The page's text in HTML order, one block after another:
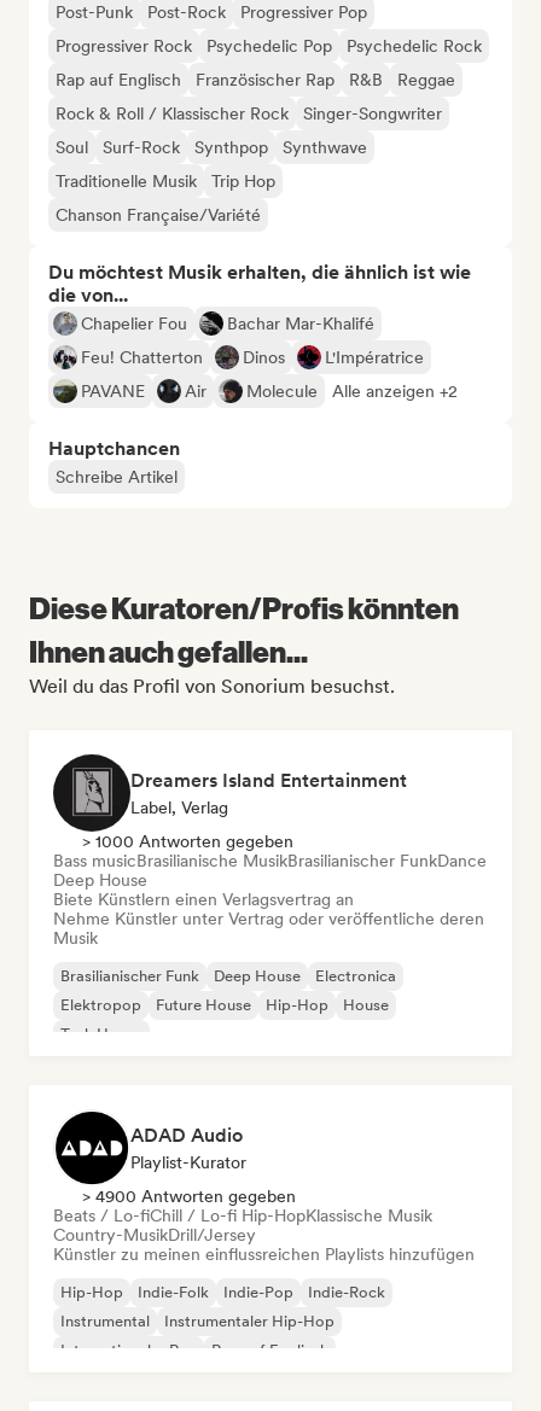
Post-Punk
Post-Rock
Progressiver Pop
Progressiver Rock
Psychedelic Pop
Psychedelic Rock
Rap auf Englisch
Französischer Rap R&B
Reggae
Rock & Roll / Klassischer Rock
Singer-Songwriter
Soul
Surf-Rock Synthpop
Synthwave
Traditionelle Musik
Trip Hop
Chanson Française/Variété
Du möchtest Musik erhalten, die ähnlich ist wie
die von...
Chapelier Fou
Bachar Mar-Khalifé
Feu! Chatterton
Dinos
L'Impératrice
PAVANE
Air Molecule Alle anzeigen +2
Hauptchancen
Schreibe Artikel
Diese Kuratoren/Profis könnten
Ihnen auch gefallen...
Weil du das Profil von Sonorium besuchst.
Dreamers Island Entertainment
Label, Verlag
> 1000 Antworten gegeben
Bass musicBrasilianische MusikBrasilianischer FunkDance
Deep House
Biete Künstlern einen Verlagsvertrag an
Nehme Künstler unter Vertrag oder veröffentliche deren
Musik
Brasilianischer Funk Deep House
Electronica
Elektropop
Future House Hip-Hop
House
Tech House
ADAD Audio
Playlist-Kurator
> 4900 Antworten gegeben
Beats / Lo-fiChill / Lo-fi Hip-HopKlassische Musik
Country-MusikDrill/Jersey
Künstler zu meinen einflussreichen Playlists hinzufügen
Hip-Hop Indie-Folk Indie-Pop
Indie-Rock
Instrumental
Instrumentaler Hip-Hop
Internationaler Rap
Rap auf Englisch